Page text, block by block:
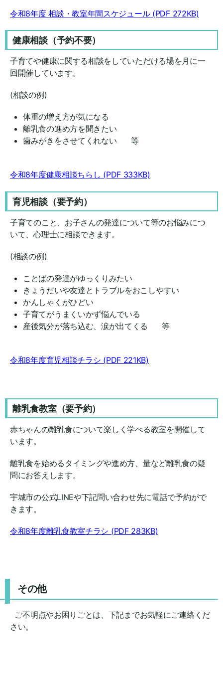
令和8年度 相談・教室年間スケジュール(PDF 272KB)
健康相談（予約不要）
子育てや健康に関する相談をしていただける場を月に一
回開催しています。
(相談の例)
体重の増え方が気になる
離乳食の進め方を聞きたい
歯みがきをさせてくれない 等
令和8年度健康相談ちらし (PDF 333KB)
育児相談（要予約）
子育てのこと、お子さんの発達について等のお悩みにつ
いて、心理士に相談できます。
(相談の例)
ことばの発達がゆっくりみたい
きょうだいや友達とトラブルをおこしやすい
かんしゃくがひどい
子育てがうまくいかず悩んでいる
産後気分が落ち込む、涙が出てくる 等
令和8年度育児相談チラシ (PDF 221KB)
離乳食教室（要予約）
赤ちゃんの離乳食について楽しく学べる教室を開催して
います。
離乳食を始めるタイミングや進め方、量など離乳食の疑
問にお答えします。
宇城市の公式LINEや下記問い合わせ先に電話で予約がで
きます。
令和8年度離乳食教室チラシ (PDF 283KB)
その他
ご不明点やお困りごとは、下記までお気軽にご連絡くだ
さい。